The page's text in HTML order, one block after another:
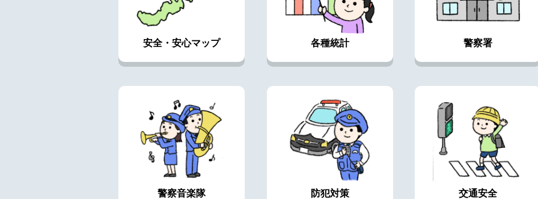
安全・安心マップ 各種統計 警察署
警察音楽隊 防犯対策 交通安全